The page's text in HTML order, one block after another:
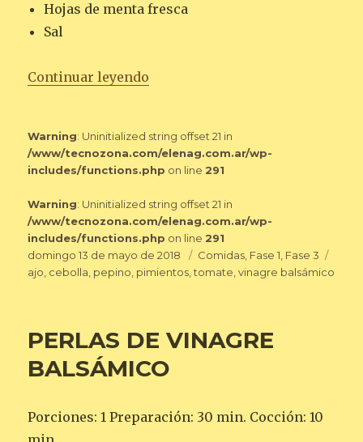
Hojas de menta fresca
Sal
Continuar leyendo
Warning: Uninitialized string offset 21 in
/www/tecnozona.com/elenag.com.ar/wp-
includes/functions.php on line 291
Warning: Uninitialized string offset 21 in
/www/tecnozona.com/elenag.com.ar/wp-
includes/functions.php on line 291
Publicado
el
domingo 13 de mayo de 2018 Categorías
Comidas, Fase 1, Fase 3
ajo, cebolla, pepino, pimientos,tomate,vinagre balsámico
PERLAS DE VINAGRE
BALSÁMICO
Porciones: 1 Preparación: 30 min. Cocción: 10